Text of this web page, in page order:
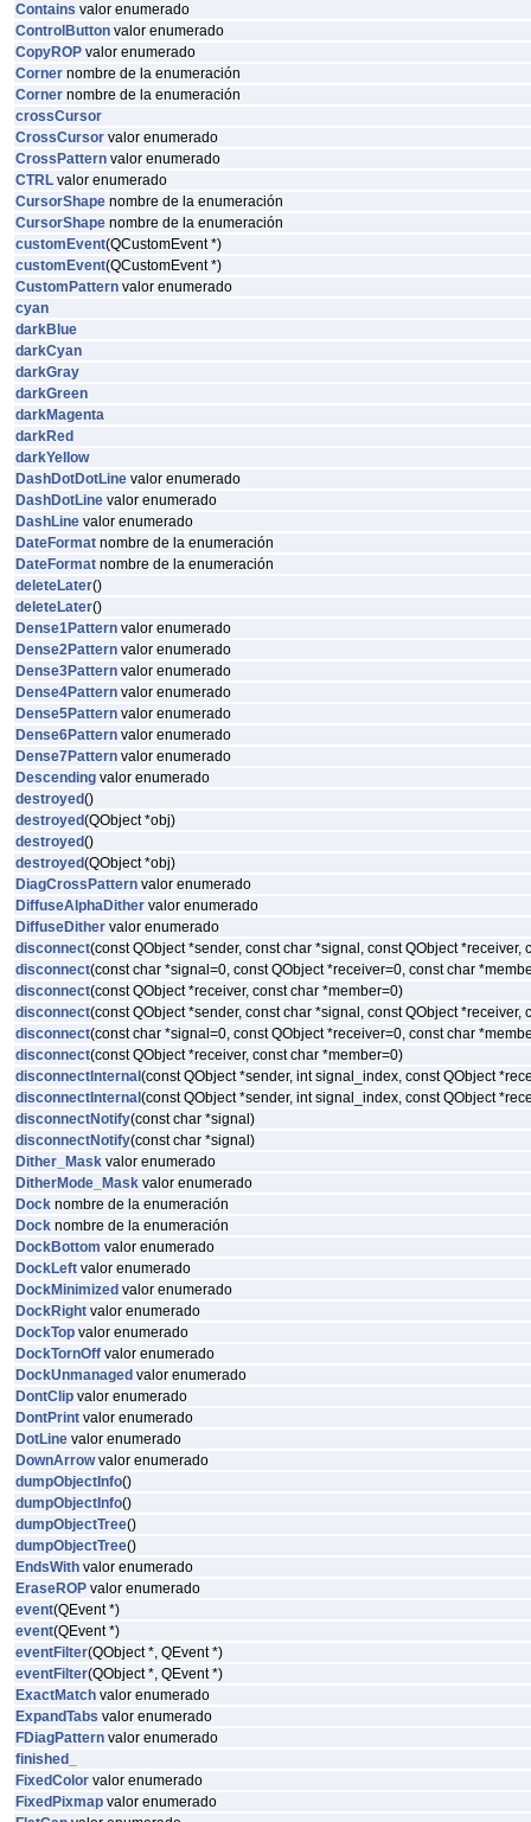
Contains valor enumerado
ControlButton valor enumerado
CopyROP valor enumerado
Corner nombre de la enumeración
Corner nombre de la enumeración
crossCursor
CrossCursor valor enumerado
CrossPattern valor enumerado
CTRL valor enumerado
CursorShape nombre de la enumeración
CursorShape nombre de la enumeración
customEvent(QCustomEvent *)
customEvent(QCustomEvent *)
CustomPattern valor enumerado
cyan
darkBlue
darkCyan
darkGray
darkGreen
darkMagenta
darkRed
darkYellow
DashDotDotLine valor enumerado
DashDotLine valor enumerado
DashLine valor enumerado
DateFormat nombre de la enumeración
DateFormat nombre de la enumeración
deleteLater()
deleteLater()
Dense1Pattern valor enumerado
Dense2Pattern valor enumerado
Dense3Pattern valor enumerado
Dense4Pattern valor enumerado
Dense5Pattern valor enumerado
Dense6Pattern valor enumerado
Dense7Pattern valor enumerado
Descending valor enumerado
destroyed()
destroyed(QObject *obj)
destroyed()
destroyed(QObject *obj)
DiagCrossPattern valor enumerado
DiffuseAlphaDither valor enumerado
DiffuseDither valor enumerado
disconnect(const QObject *sender, const char *signal, const QObject *receiver,
disconnect(const char *signal=0, const QObject *receiver=0, const char
disconnect(const QObject *receiver, const char *member=0)
disconnect(const QObject *sender, const char *signal, const QObject *receiver,
disconnect(const char *signal=0, const QObject *receiver=0, const char
disconnect(const QObject *receiver, const char *member=0)
disconnectInternal (const QObject *sender, int signal_index, const QObject
disconnectInternal (const QObject *sender, int signal_index, const QObject
disconnectNotify(const char *signal)
disconnectNotify(const char *signal)
Dither_Mask valor enumerado
DitherMode_Mask valor enumerado
Dock nombre de la enumeración
Dock nombre de la enumeración
DockBottom valor enumerado
DockLeft valor enumerado
DockMinimized valor enumerado
DockRight valor enumerado
DockTop valor enumerado
DockTornOff valor enumerado
DockUnmanaged valor enumerado
DontClip valor enumerado
DontPrint valor enumerado
DotLine valor enumerado
DownArrowvalor enumerado
dumpObjectInfo()
dumpObjectInfo()
dumpObjectTree()
dumpObjectTree()
EndsWith valor enumerado
EraseROP valor enumerado
event(QEvent *)
event(QEvent *)
eventFilter(QObject *, QEvent *)
eventFilter(QObject *, QEvent *)
ExactMatch valor enumerado
ExpandTabs valor enumerado
FDiagPattern valor enumerado
finished_
FixedColor valor enumerado
FixedPixmap valor enumerado